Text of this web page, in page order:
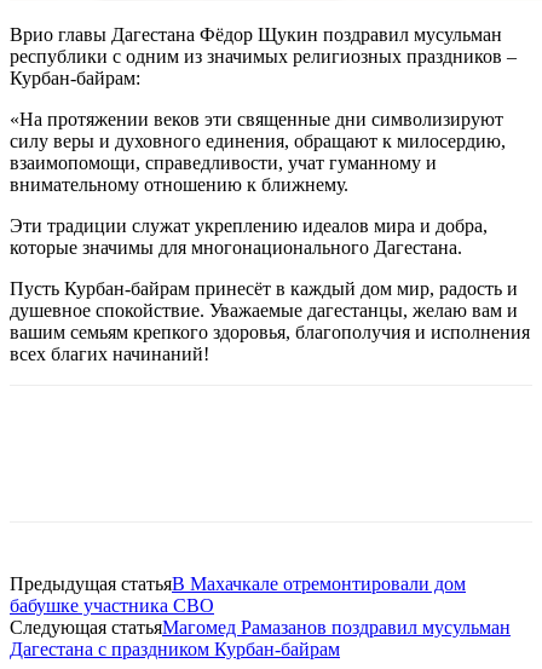
Врио главы Дагестана Фёдор Щукин поздравил мусульман
республики с одним из значимых религиозных праздников –
Курбан-байрам:
«На протяжении веков эти священные дни символизируют
силу веры и духовного единения, обращают к милосердию,
взаимопомощи, справедливости, учат гуманному и
внимательному отношению к ближнему.
Эти традиции служат укреплению идеалов мира и добра,
которые значимы для многонационального Дагестана.
Пусть Курбан-байрам принесёт в каждый дом мир, радость и
душевное спокойствие. Уважаемые дагестанцы, желаю вам и
вашим семьям крепкого здоровья, благополучия и исполнения
всех благих начинаний!
Предыдущая статьяВ Махачкале отремонтировали дом
бабушке участника СВО
Следующая статьяМагомед Рамазанов поздравил мусульман
Дагестана с праздником Курбан-байрам